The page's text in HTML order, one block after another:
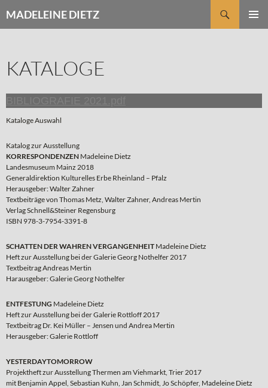
Inhalt
MADELEINE DIETZ
KATALOGE
Kataloge Auswahl
Katalog zur Ausstellung
KORRESPONDENZEN Madeleine Dietz
Landesmuseum Mainz 2018
Generaldirektion Kulturelles Erbe Rheinland – Pfalz
Herausgeber: Walter Zahner
Textbeiträge von Thomas Metz, Walter Zahner, Andreas Mertin
Verlag Schnell&Steiner Regensburg
ISBN 978-3-7954-3391-8
SCHATTEN DER WAHREN VERGANGENHEIT Madeleine Dietz
Heft zur Ausstellung bei der Galerie Georg Nothelfer 2017
Textbeitrag Andreas Mertin
Harausgeber: Galerie Georg Nothelfer
ENTFESTUNG Madeleine Dietz
Heft zur Ausstellung bei der Galerie Rottloff 2017
Textbeitrag Dr. Kei Müller – Jensen und Andrea Mertin
Herausgeber: Galerie Rottloff
YESTERDAYTOMORROW
Projektheft zur Ausstellung Thermen am Viehmarkt, Trier 2017
mit Benjamin Appel, Sebastian Kuhn, Jan Schmidt, Jo Schöpfer, Madeleine Dietz